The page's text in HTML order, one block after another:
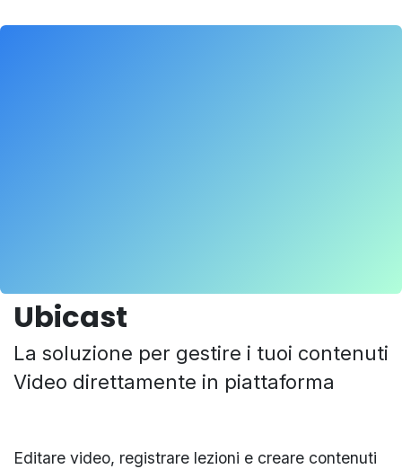
Ubicast
La soluzione per gestire i tuoi contenuti
Video direttamente in piattaforma
Editare video, registrare lezioni e creare contenuti